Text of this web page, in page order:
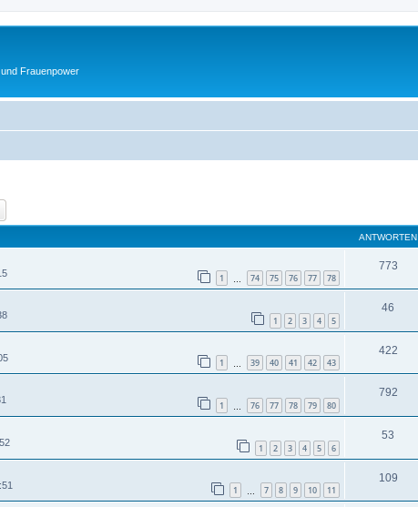
Frauenpower
ANTWORTEN
1 74 75 76 77 78
773
1 2 3 4 5
46
1 39 40 41 42 43
422
1 76 77 78 79 80
792
1 2 3 4 5 6
53
1 7 8 9 10 11
109